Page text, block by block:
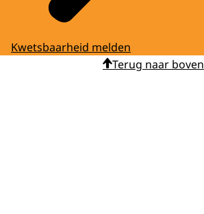
Kwetsbaarheid melden
Terug naar boven